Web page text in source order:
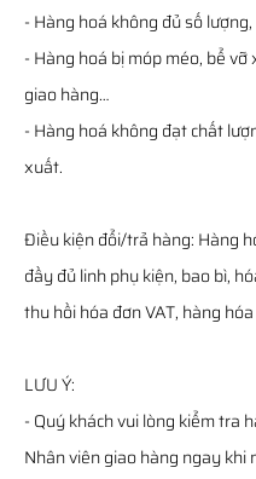
- Hàng hoá không đủ số
- Hàng hoá bị móp méo, bể
giao hàng…
- Hàng hoá không đạt chất
xuất.
Điều kiện đổi/trả hàng: Hàng
đầy đủ linh phụ kiện, bao bì,
thu hồi hóa đơn VAT, hàng
LƯU Ý:
- Quý khách vui lòng kiểm tra
Nhân viên giao hàng ngay khi